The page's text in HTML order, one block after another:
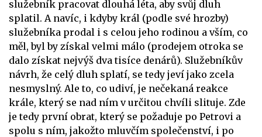
služebník pracovat dlouhá léta, aby svůj dluh
splatil. A navíc, i kdyby král (podle své hrozby)
služebníka prodal i s celou jeho rodinou a vším, co
měl, byl by získal velmi málo (prodejem otroka se
dalo získat nejvýš dva tisíce denárů). Služebníkův
návrh, že celý dluh splatí, se tedy jeví jako zcela
nesmyslný. Ale to, co udiví, je nečekaná reakce
krále, který se nad ním v určitou chvíli slituje. Zde
je tedy první obrat, který se požaduje po Petrovi a
spolu s ním, jakožto mluvčím společenství, i po